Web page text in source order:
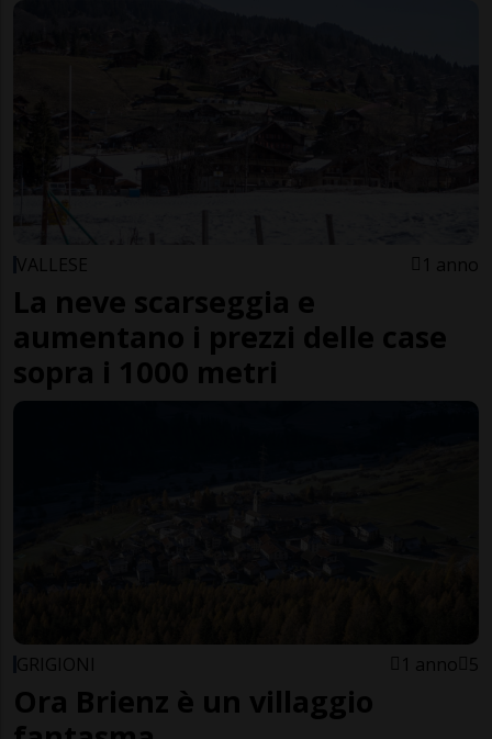
VALLESE 1 anno
La neve scarseggia e
aumentano i prezzi delle case
sopra i 1000 metri
GRIGIONI 1 anno 5
Ora Brienz è un villaggio